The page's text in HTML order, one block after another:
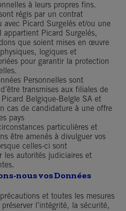
à leurs propres fins.
régis par un contrat
avec Picard Surgelés et/ou une
appartient Picard Surgelés,
que soient mises en œuvre
logiques et
pour garantir la protection
Personnelles sont
transmises aux filiales de
Belgique-Belgïe SA et
cas de candidature à une offre
pays
particulières et
être amenés à divulguer vos
celles-ci sont
les autorités judiciaires et
nous vos Données
et toutes les mesures
l’intégrité, la sécurité,